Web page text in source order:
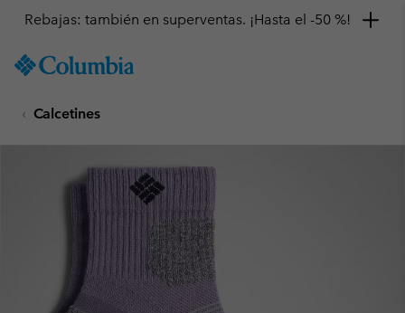
TO
SKIP
MAIN
Rebajas: también en superventas. ¡Hasta el -50 %!
Calcetines